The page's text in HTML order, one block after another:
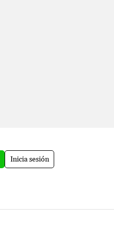
Inicia sesión